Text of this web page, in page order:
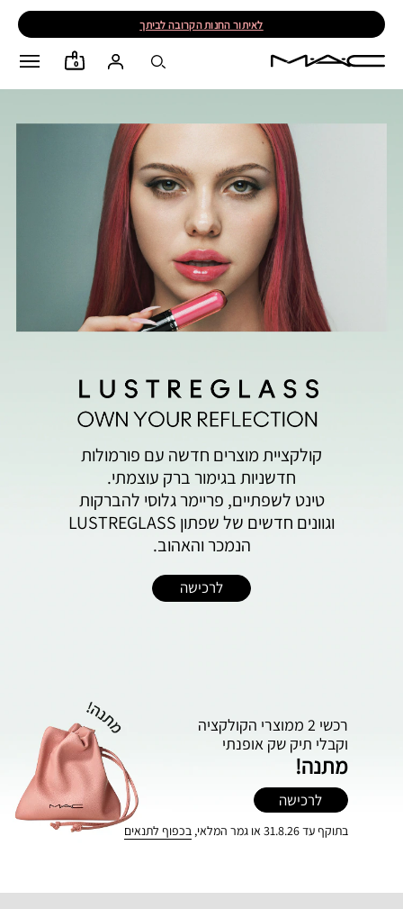
לאיתור החנות הקרובה לביתך
0
קולקציית מוצרים חדשה עם פורמולות
חדשניות בגימור ברק עוצמתי.
טינט לשפתיים, פריימר גלוסי להברקות
וגוונים חדשים של שפתון LUSTREGLASS
הנמכר והאהוב.
לרכישה
רכשי 2 ממוצרי הקולקציה
וקבלי תיק ‬שק‭ ‬אופנתי
מתנה!
לרכישה
בתוקף עד 31.8.26 או גמר המלאי, בכפוף לתנאים